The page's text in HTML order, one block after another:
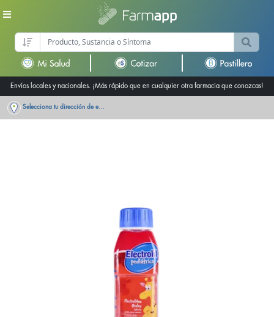
Envíos locales y nacionales. ¡Más rápido que en cualquier otra farmacia que conozcas!
Selecciona tu dirección de entrega